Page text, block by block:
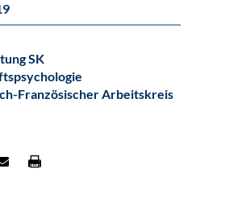
SK
Französischer Arbeitskreis